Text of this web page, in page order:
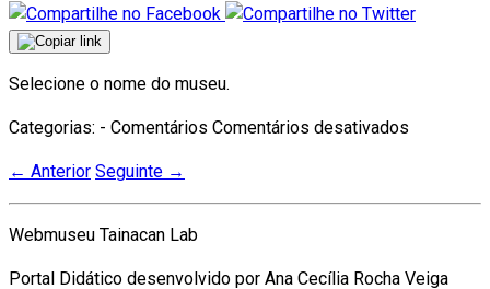
Selecione o nome do museu.
Categorias: - Comentários Comentários desativados
Museu
← Anterior Seguinte →
Webmuseu Tainacan Lab
Portal Didático desenvolvido por Ana Cecília Rocha Veiga